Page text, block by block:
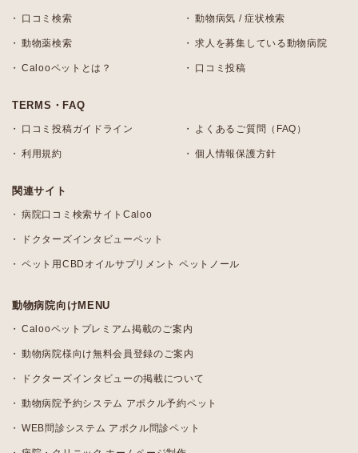
口コミ検索 動物病気 / 症状検索
動物薬検索 求人を募集している動物病院
Calooペットとは？ 口コミ投稿
TERMS・FAQ
口コミ投稿ガイドライン よくあるご質問（FAQ）
利用規約 個人情報保護方針
関連サイト
病院口コミ検索サイトCaloo
ドクターズインタビューペット
ペット用CBDオイルサプリメント ペットノール
動物病院向けMENU
Calooペットプレミアム掲載のご案内
動物病院様向け無料会員登録のご案内
ドクターズインタビューの掲載について
動物病院予約システム アポクル予約ペット
WEB問診システム アポクル問診ペット